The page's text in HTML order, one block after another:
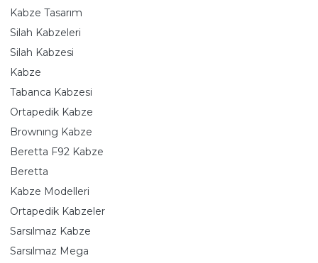
Kabze Tasarım
Silah Kabzeleri
Silah Kabzesi
Kabze
Tabanca Kabzesi
Ortapedik Kabze
Brownıng Kabze
Beretta F92 Kabze
Beretta
Kabze Modelleri
Ortapedik Kabzeler
Sarsılmaz Kabze
Sarsılmaz Mega